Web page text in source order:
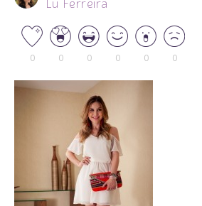
Lu Ferreira
0 0 0 0 0 0